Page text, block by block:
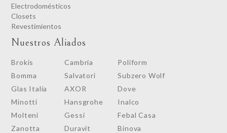
Electrodomésticos
Closets
Revestimientos
Nuestros Aliados
Brokis
Bomma
Glas Italia
Minotti
Molteni
Zanotta
Cambria
Salvatori
AXOR
Hansgrohe
Gessi
Duravit
Poliform
Subzero Wolf
Dove
Inalco
Febal Casa
Binova